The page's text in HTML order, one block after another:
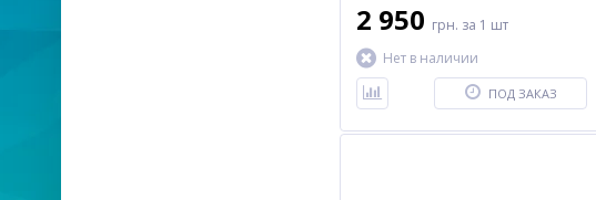
2 950 грн. за 1 шт
Нет в наличии
ПОД ЗАКАЗ